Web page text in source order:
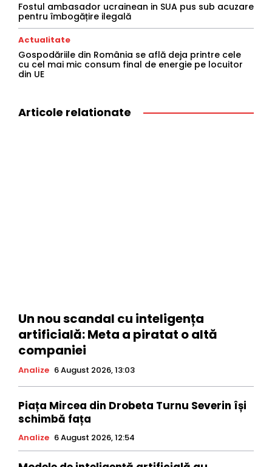
Fostul ambasador ucrainean in SUA pus sub acuzare
pentru îmbogățire ilegală
Actualitate
Gospodăriile din România se află deja printre cele
cu cel mai mic consum final de energie pe locuitor
din UE
Articole relationate
Un nou scandal cu inteligența
artificială: Meta a piratat o altă
companiei
Analize 6 August 2026, 13:03
Piața Mircea din Drobeta Turnu Severin își
schimbă fața
Analize 6 August 2026, 12:54